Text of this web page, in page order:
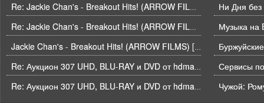
Ни Дня
Музыка на
Чужой: